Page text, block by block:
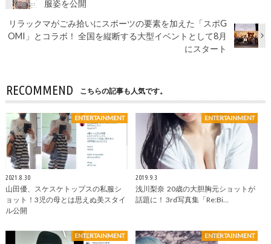
服姿を公開
リラックマがごみ拾いにスポーツの要素を加えた「スポG
OMI」とコラボ！ 全国を縦断する大型イベントとして8月
にスタート
RECOMMEND こちらの記事も人気です。
ENTERTAINMENT
2021.8.30
山田優、スケスケトップスの私服シ
ョット！3児の母とは思えぬ美スタイ
ル公開
ENTERTAINMENT
2019.9.3
浅川梨奈 20歳の大胆胸元ショットが
話題に！ 3rd写真集「Re:Bi…
ENTERTAINMENT ENTERTAINMENT